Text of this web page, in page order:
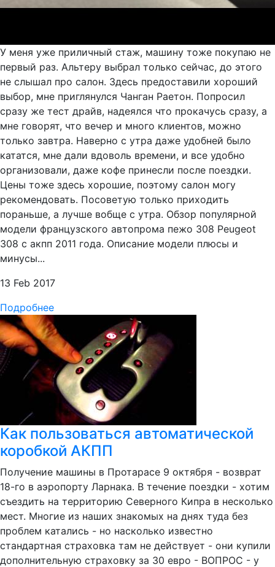
У меня уже приличный стаж, машину тоже покупаю не
первый раз. Альтеру выбрал только сейчас, до этого
не слышал про салон. Здесь предоставили хороший
выбор, мне приглянулся Чанган Раетон. Попросил
сразу же тест драйв, надеялся что прокачусь сразу, а
мне говорят, что вечер и много клиентов, можно
только завтра. Наверно с утра даже удобней было
кататся, мне дали вдоволь времени, и все удобно
организовали, даже кофе принесли после поездки.
Цены тоже здесь хорошие, поэтому салон могу
рекомендовать. Посоветую только приходить
пораньше, а лучше вобще с утра. Обзор популярной
модели французского автопрома пежо 308 Peugeot
308 с акпп 2011 года. Описание модели плюсы и
минусы...
13 Feb 2017
Подробнее
Как пользоваться автоматической
коробкой АКПП
Получение машины в Протарасе 9 октября - возврат
18-го в аэропорту Ларнака. В течение поездки - хотим
съездить на территорию Северного Кипра в несколько
мест. Многие из наших знакомых на днях туда без
проблем катались - но насколько известно
стандартная страховка там не действует - они купили
дополнительную страховку за 30 евро - ВОПРОС - у